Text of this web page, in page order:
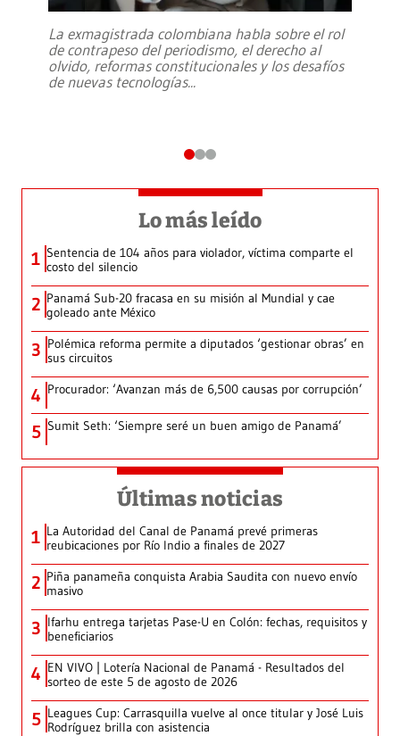
La exmagistrada colombiana habla sobre el rol
de contrapeso del periodismo, el derecho al
olvido, reformas constitucionales y los desafíos
de nuevas tecnologías...
Lo más leído
1 Sentencia de 104 años para violador, víctima comparte el
costo del silencio
2 Panamá Sub-20 fracasa en su misión al Mundial y cae
goleado ante México
3 Polémica reforma permite a diputados ‘gestionar obras’ en
sus circuitos
4 Procurador: ‘Avanzan más de 6,500 causas por corrupción’
5 Sumit Seth: ‘Siempre seré un buen amigo de Panamá’
Últimas noticias
1 La Autoridad del Canal de Panamá prevé primeras
reubicaciones por Río Indio a finales de 2027
2 Piña panameña conquista Arabia Saudita con nuevo envío
masivo
3 Ifarhu entrega tarjetas Pase-U en Colón: fechas, requisitos y
beneficiarios
4 EN VIVO | Lotería Nacional de Panamá - Resultados del
sorteo de este 5 de agosto de 2026
5 Leagues Cup: Carrasquilla vuelve al once titular y José Luis
Rodríguez brilla con asistencia